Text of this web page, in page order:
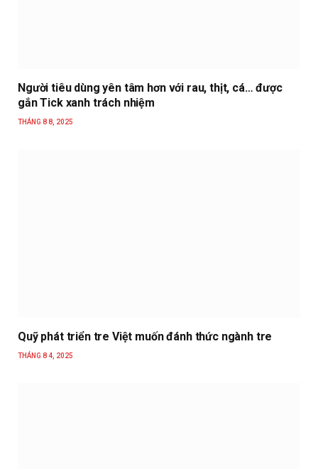
Người tiêu dùng yên tâm hơn với rau, thịt, cá… được
gắn Tick xanh trách nhiệm
THÁNG 8 8, 2025
Quỹ phát triển tre Việt muốn đánh thức ngành tre
THÁNG 8 4, 2025